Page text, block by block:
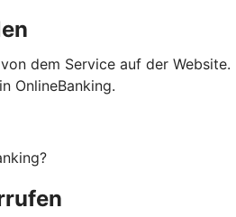
dem Service auf der Website.
OnlineBanking.